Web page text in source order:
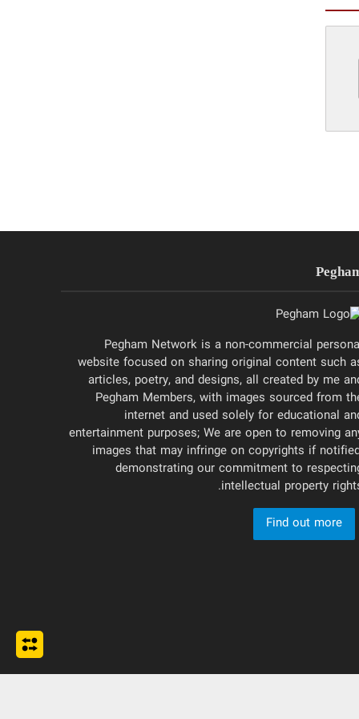
Pegham Network is a non-commercial
website focused on sharing original content such
articles, poetry, and designs, all created by me
Pegham Members, with images sourced from
internet and used solely for educational
entertainment purposes; We are open to removing
images that may infringe on copyrights if
demonstrating our commitment to
intellectual property
Find out more